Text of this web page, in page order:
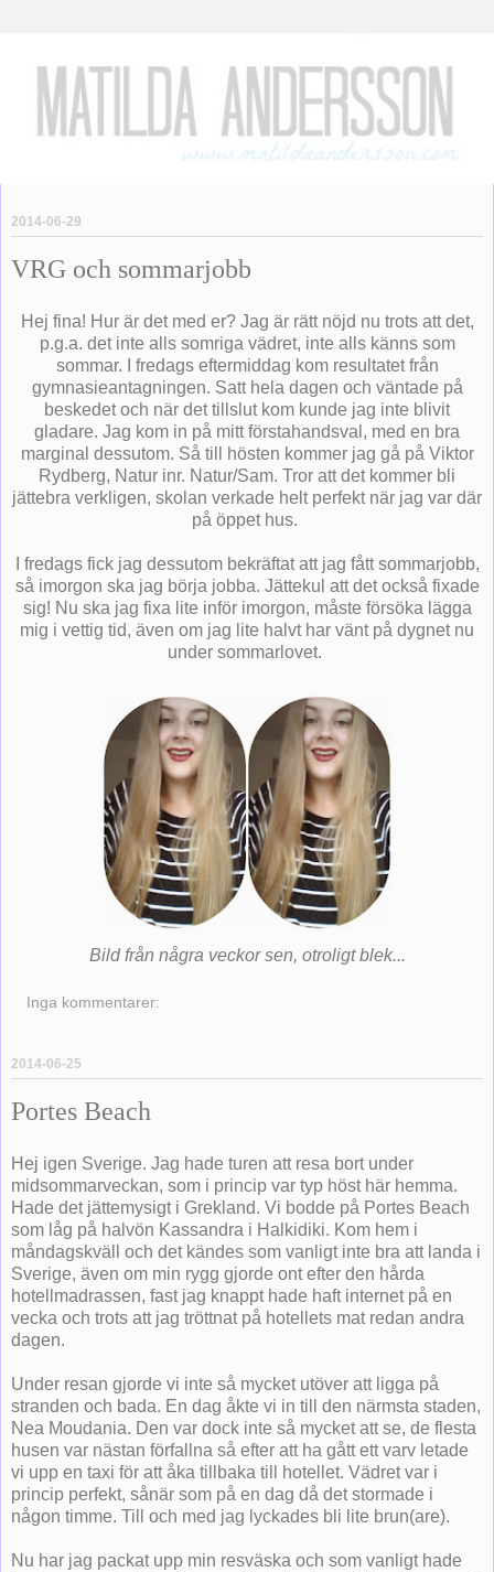
2014-06-29
VRG och sommarjobb
Hej fina! Hur är det med er? Jag är rätt nöjd nu trots att det,
p.g.a. det inte alls somriga vädret, inte alls känns som
sommar. I fredags eftermiddag kom resultatet från
gymnasieantagningen. Satt hela dagen och väntade på
beskedet och när det tillslut kom kunde jag inte blivit
gladare. Jag kom in på mitt förstahandsval, med en bra
marginal dessutom. Så till hösten kommer jag gå på Viktor
Rydberg, Natur inr. Natur/Sam. Tror att det kommer bli
jättebra verkligen, skolan verkade helt perfekt när jag var där
på öppet hus.
I fredags fick jag dessutom bekräftat att jag fått sommarjobb,
så imorgon ska jag börja jobba. Jättekul att det också fixade
sig! Nu ska jag fixa lite inför imorgon, måste försöka lägga
mig i vettig tid, även om jag lite halvt har vänt på dygnet nu
under sommarlovet.
Bild från några veckor sen, otroligt blek...
Inga kommentarer:
2014-06-25
Portes Beach
Hej igen Sverige. Jag hade turen att resa bort under
midsommarveckan, som i princip var typ höst här hemma.
Hade det jättemysigt i Grekland. Vi bodde på Portes Beach
som låg på halvön Kassandra i Halkidiki. Kom hem i
måndagskväll och det kändes som vanligt inte bra att landa i
Sverige, även om min rygg gjorde ont efter den hårda
hotellmadrassen, fast jag knappt hade haft internet på en
vecka och trots att jag tröttnat på hotellets mat redan andra
dagen.
Under resan gjorde vi inte så mycket utöver att ligga på
stranden och bada. En dag åkte vi in till den närmsta staden,
Nea Moudania. Den var dock inte så mycket att se, de flesta
husen var nästan förfallna så efter att ha gått ett varv letade
vi upp en taxi för att åka tillbaka till hotellet. Vädret var i
princip perfekt, sånär som på en dag då det stormade i
någon timme. Till och med jag lyckades bli lite brun(are).
Nu har jag packat upp min resväska och som vanligt hade